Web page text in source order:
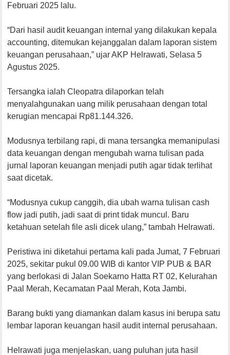
Februari 2025 lalu.
“Dari hasil audit keuangan internal yang dilakukan kepala
accounting, ditemukan kejanggalan dalam laporan sistem
keuangan perusahaan,” ujar AKP Helrawati, Selasa 5
Agustus 2025.
Tersangka ialah Cleopatra dilaporkan telah
menyalahgunakan uang milik perusahaan dengan total
kerugian mencapai Rp81.144.326.
Modusnya terbilang rapi, di mana tersangka memanipulasi
data keuangan dengan mengubah warna tulisan pada
jurnal laporan keuangan menjadi putih agar tidak terlihat
saat dicetak.
“Modusnya cukup canggih, dia ubah warna tulisan cash
flow jadi putih, jadi saat di print tidak muncul. Baru
ketahuan setelah file asli dicek ulang,” tambah Helrawati.
Peristiwa ini diketahui pertama kali pada Jumat, 7 Februari
2025, sekitar pukul 09.00 WIB di kantor VIP PUB & BAR
yang berlokasi di Jalan Soekarno Hatta RT 02, Kelurahan
Paal Merah, Kecamatan Paal Merah, Kota Jambi.
Barang bukti yang diamankan dalam kasus ini berupa satu
lembar laporan keuangan hasil audit internal perusahaan.
Helrawati juga menjelaskan, uang puluhan juta hasil